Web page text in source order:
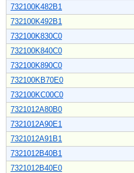
732100K482B1
732100K492B1
732100K830C0
732100K840C0
732100K890C0
732100KB70E0
732100KC00C0
7321012A80B0
7321012A90E1
7321012A91B1
7321012B40B1
7321012B40E0